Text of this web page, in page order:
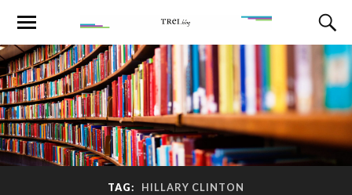
TAG: HILLARY CLINTON